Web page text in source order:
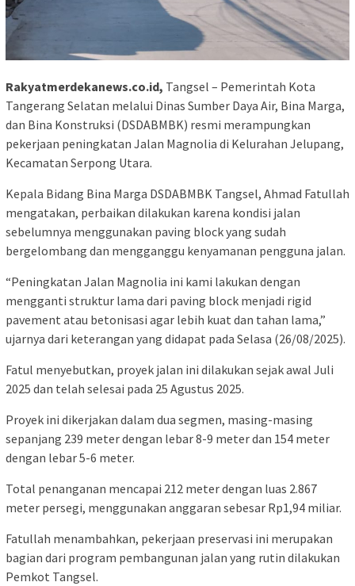
Rakyatmerdekanews.co.id, Tangsel – Pemerintah Kota
Tangerang Selatan melalui Dinas Sumber Daya Air, Bina Marga,
dan Bina Konstruksi (DSDABMBK) resmi merampungkan
pekerjaan peningkatan Jalan Magnolia di Kelurahan Jelupang,
Kecamatan Serpong Utara.
Kepala Bidang Bina Marga DSDABMBK Tangsel, Ahmad Fatullah
mengatakan, perbaikan dilakukan karena kondisi jalan
sebelumnya menggunakan paving block yang sudah
bergelombang dan mengganggu kenyamanan pengguna jalan.
“Peningkatan Jalan Magnolia ini kami lakukan dengan
mengganti struktur lama dari paving block menjadi rigid
pavement atau betonisasi agar lebih kuat dan tahan lama,”
ujarnya dari keterangan yang didapat pada Selasa (26/08/2025).
Fatul menyebutkan, proyek jalan ini dilakukan sejak awal Juli
2025 dan telah selesai pada 25 Agustus 2025.
Proyek ini dikerjakan dalam dua segmen, masing-masing
sepanjang 239 meter dengan lebar 8-9 meter dan 154 meter
dengan lebar 5-6 meter.
Total penanganan mencapai 212 meter dengan luas 2.867
meter persegi, menggunakan anggaran sebesar Rp1,94 miliar.
Fatullah menambahkan, pekerjaan preservasi ini merupakan
bagian dari program pembangunan jalan yang rutin dilakukan
Pemkot Tangsel.